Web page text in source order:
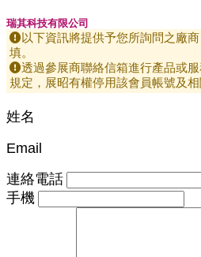
瑞其科技有限公司
以下資訊將提供予您所詢問之廠
填。
透過參展商聯絡信箱進行產品或
規定，展昭有權停用該會員帳號及相
姓名
Email
連絡電話
手機